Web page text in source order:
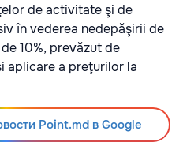
de activitate şi de
în vederea nedepăşirii de
10%, prevăzut de
aplicare a preţurilor la
Point.md в Google